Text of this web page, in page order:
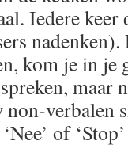
Iedere keer
kom je in je
maar
verbalen
of